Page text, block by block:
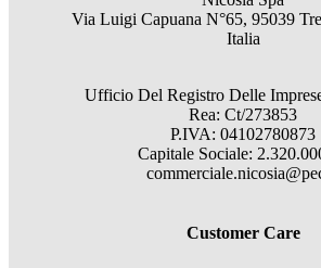
Via Luigi Capuana N°65, 95039
Italia
Ufficio Del Registro Delle
Rea: Ct/273853
P.IVA: 04102780873
Capitale Sociale:
Customer Care